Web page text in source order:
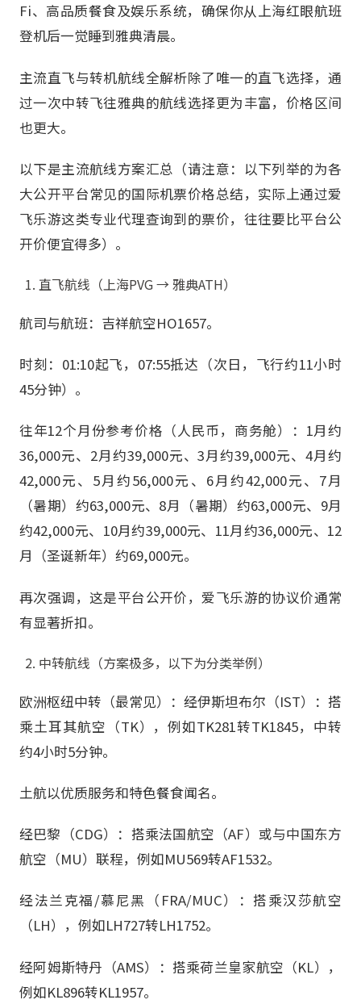
Fi、高品质餐食及娱乐系统，确保你从上海红眼航班
登机后一觉睡到雅典清晨。
主流直飞与转机航线全解析除了唯一的直飞选择，通
过一次中转飞往雅典的航线选择更为丰富，价格区间
也更大。
以下是主流航线方案汇总（请注意：以下列举的为各
大公开平台常见的国际机票价格总结，实际上通过爱
飞乐游这类专业代理查询到的票价，往往要比平台公
开价便宜得多）。
直飞航线（上海PVG → 雅典ATH）
航司与航班：吉祥航空HO1657。
时刻：01:10起飞，07:55抵达（次日，飞行约11小时
45分钟）。
往年12个月份参考价格（人民币，商务舱）：1月约
36,000元、2月约39,000元、3月约39,000元、4月约
42,000元、5月约56,000元、6月约42,000元、7月
（暑期）约63,000元、8月（暑期）约63,000元、9月
约42,000元、10月约39,000元、11月约36,000元、12
月（圣诞新年）约69,000元。
再次强调，这是平台公开价，爱飞乐游的协议价通常
有显著折扣。
中转航线（方案极多，以下为分类举例）
欧洲枢纽中转（最常见）：经伊斯坦布尔（IST）：搭
乘土耳其航空（TK），例如TK281转TK1845，中转
约4小时5分钟。
土航以优质服务和特色餐食闻名。
经巴黎（CDG）：搭乘法国航空（AF）或与中国东方
航空（MU）联程，例如MU569转AF1532。
经法兰克福/慕尼黑（FRA/MUC）：搭乘汉莎航空
（LH），例如LH727转LH1752。
经阿姆斯特丹（AMS）：搭乘荷兰皇家航空（KL），
例如KL896转KL1957。